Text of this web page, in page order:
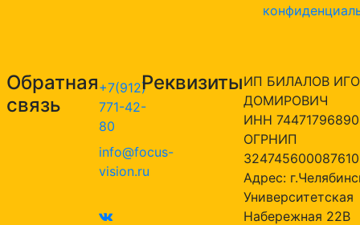
Обратная
связь
+7(912)
771-42-
80
info@focus-
vision.ru
РеквизитыИП БИЛАЛОВ
ДОМИРОВИЧ
ИНН
ОГРНИП
324745600087610
Адрес:
Университетская
Набережная 22В